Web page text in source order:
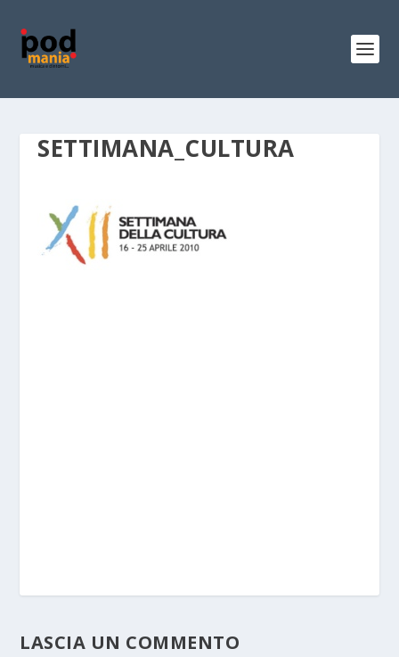
SETTIMANA_CULTURA
LASCIA UN COMMENTO